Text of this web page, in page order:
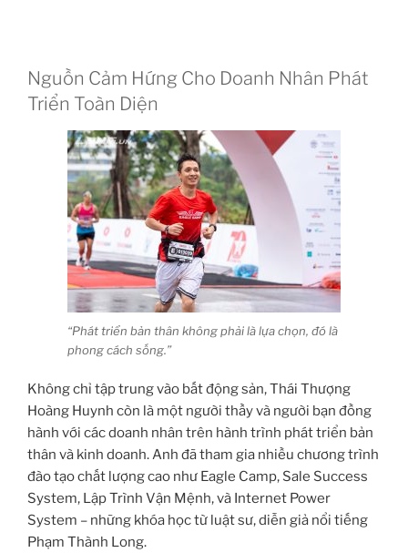
Nguồn Cảm Hứng Cho Doanh Nhân Phát
Triển Toàn Diện
“Phát triển bản thân không phải là lựa chọn, đó là
phong cách sống.”
Không chỉ tập trung vào bất động sản, Thái Thượng
Hoàng Huynh còn là một người thầy và người bạn đồng
hành với các doanh nhân trên hành trình phát triển bản
thân và kinh doanh. Anh đã tham gia nhiều chương trình
đào tạo chất lượng cao như Eagle Camp, Sale Success
System, Lập Trình Vận Mệnh, và Internet Power
System – những khóa học từ luật sư, diễn giả nổi tiếng
Phạm Thành Long.